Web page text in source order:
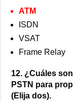
ATM
ISDN
VSAT
Frame Relay
12. ¿Cuáles
PSTN para
(Elija dos).